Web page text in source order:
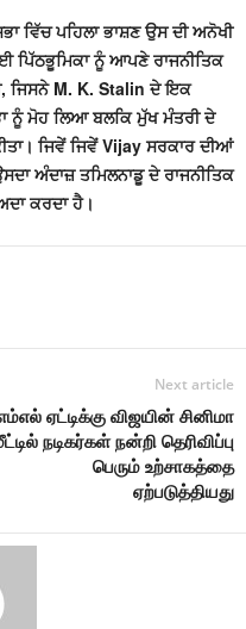
ਵਿੱਚ ਪਹਿਲਾ ਭਾਸ਼ਣ ਉਸ ਦੀ ਅਨੋਖੀ
ਪਿੱਠਭੂਮਿਕਾ ਨੂੰ ਆਪਣੇ ਰਾਜਨੀਤਿਕ
ਜਿਸਨੇ M. K. Stalin ਦੇ ਇਕ
ਨੂੰ ਮੋਹ ਲਿਆ ਬਲਕਿ ਮੁੱਖ ਮੰਤਰੀ ਦੇ
ਜਿਵੇਂ ਜਿਵੇਂ Vijay ਸਰਕਾਰ ਦੀਆਂ
ਅੰਦਾਜ਼ ਤਮਿਲਨਾਡੂ ਦੇ ਰਾਜਨੀਤਿਕ
ਕਰਦਾ ਹੈ।
Next article
ஏட்டிக்கு விஜயின் சினிமா
நடிகர்கள் நன்றி தெரிவிப்பு
பெரும் உற்சாகத்தை
ஏற்படுத்தியது